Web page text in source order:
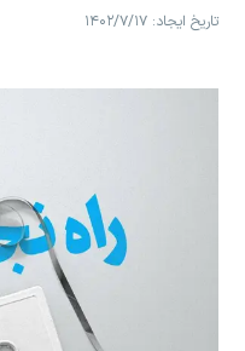
تاریخ ایجاد: ۱۴۰۲/۷/۱۷